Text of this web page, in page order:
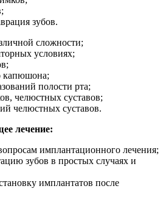
зубов.
сложности;
условиях;
капюшона;
полости рта;
челюстных суставов;
челюстных суставов.
лечение:
имплантационного лечения;
зубов в простых случаях и
имплантатов после